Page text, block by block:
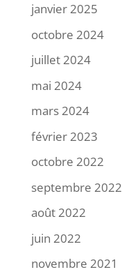
janvier 2025
octobre 2024
juillet 2024
mai 2024
mars 2024
février 2023
octobre 2022
septembre 2022
août 2022
juin 2022
novembre 2021